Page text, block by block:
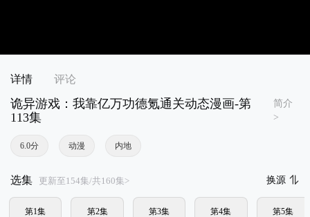
详情 评论
诡异游戏：我靠亿万功德氪通关动态漫画-第
113集
简介
>
6.0分 动漫 内地
选集 更新至154集/共160集> 换源
第1集 第2集 第3集 第4集 第5集